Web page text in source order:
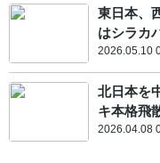
東日本、
はシラカ
2026.05.10
北日本を
キ本格飛
2026.04.08